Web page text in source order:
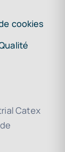
cookies
Catex